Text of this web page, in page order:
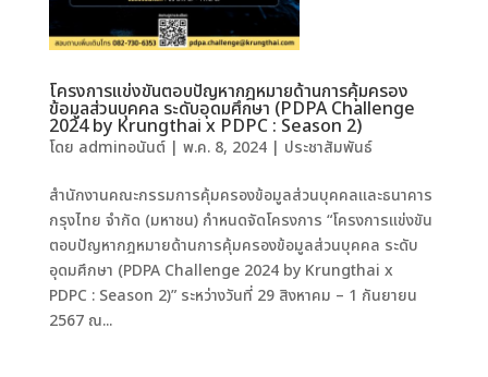
โครงการแข่งขันตอบปัญหากฎหมายด้านการคุ้มครอง
ข้อมูลส่วนบุคคล ระดับอุดมศึกษา (PDPA Challenge
2024 by Krungthai x PDPC : Season 2)
โดย adminอนันต์| พ.ค. 8, 2024| ประชาสัมพันธ์
สำนักงานคณะกรรมการคุ้มครองข้อมูลส่วนบุคคลและธนาคาร
กรุงไทย จำกัด (มหาชน) กำหนดจัดโครงการ “โครงการแข่งขัน
ตอบปัญหากฎหมายด้านการคุ้มครองข้อมูลส่วนบุคคล ระดับ
อุดมศึกษา (PDPA Challenge 2024 by Krungthai x
PDPC : Season 2)” ระหว่างวันที่ 29 สิงหาคม – 1 กันยายน
2567 ณ...